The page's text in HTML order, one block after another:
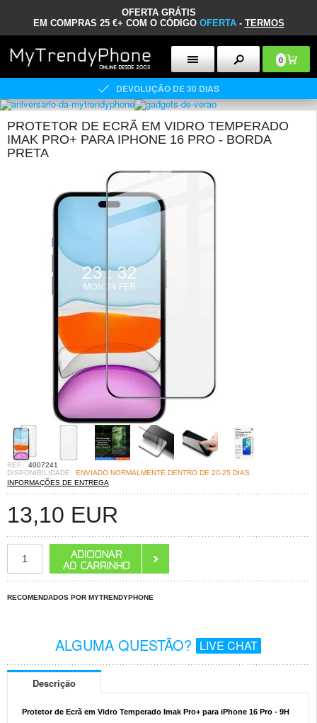
OFERTA GRÁTIS
EM COMPRAS 25 €+ COM O CÓDIGO OFERTA- TERMOS
0
DEVOLUÇÃO DE 30 DIAS
PROTETOR DE ECRÃ EM VIDRO TEMPERADO
IMAK PRO+ PARA IPHONE 16 PRO - BORDA
PRETA
REF.: 4007241
DISPONIBILIDADE: ENVIADO NORMALMENTE DENTRO DE 20-25 DIAS
INFORMAÇÕES DE ENTREGA
13,10 EUR
RECOMENDADOS POR MYTRENDYPHONE
ALGUMA QUESTÃO? LIVE CHAT
Descrição
Protetor de Ecrã em Vidro Temperado Imak Pro+ para iPhone 16 Pro - 9H